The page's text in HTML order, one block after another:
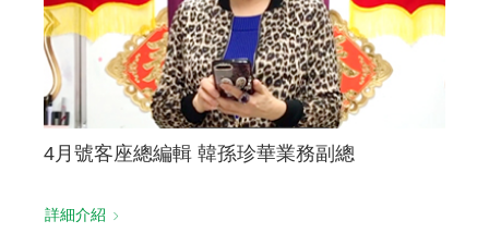
4月號客座總編輯 韓孫珍華業務副總
詳細介紹